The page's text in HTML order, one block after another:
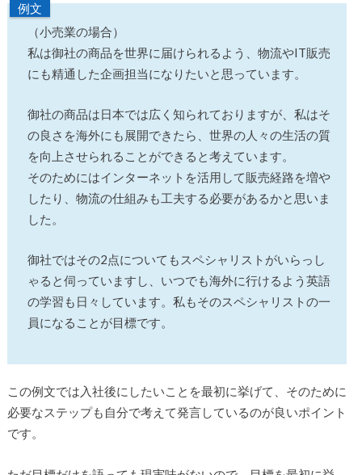
例文
（小売業の場合）
私は御社の商品を世界に届けられるよう、物流やIT販売
にも精通した企画担当になりたいと思っています。
御社の商品は日本では広く知られておりますが、私はそ
の良さを海外にも展開できたら、世界の人々の生活の質
を向上させられることができると考えています。
そのためにはインターネットを活用して販売経路を増や
したり、物流の仕組みも工夫する必要があるかと思いま
した。
御社ではその2点についてもスペシャリストがいらっし
ゃると伺っていますし、いつでも海外に行けるよう英語
の学習も日々しています。私もそのスペシャリストの一
員になることが目標です。
この例文では入社後にしたいことを最初に挙げて、そのために
必要なステップも自分で考えて発言しているのが良いポイント
です。